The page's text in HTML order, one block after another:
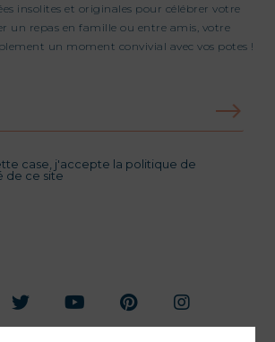
insolites et originales pour célébrer votre
un repas en famille ou entre amis, votre
un moment convivial avec vos potes !
case, j'accepte la politique de
de ce site